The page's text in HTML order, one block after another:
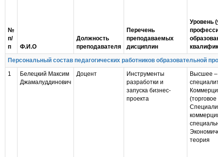
№
п/
п
Ф.И.О
Должность
преподавателя
Перечень
преподаваемых
дисциплин
Уровень
Персональный состав педагогических работников образовательной
1
Белецкий Максим
Джамалуддинович
Доцент
Инструменты
разработки и
запуска бизнес-
проекта
Высшее –
теория